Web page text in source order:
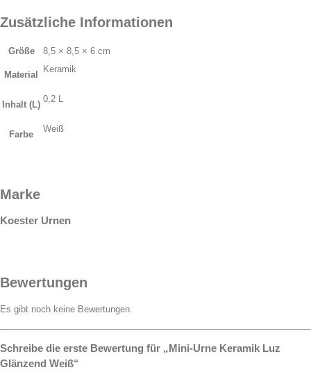
Zusätzliche Informationen
Größe 8,5 × 8,5 × 6 cm
Material
Keramik
Inhalt (L)
0,2 L
Farbe
Weiß
Marke
Koester Urnen
Bewertungen
Es gibt noch keine Bewertungen.
Schreibe die erste Bewertung für „Mini-Urne Keramik Luz
Glänzend Weiß“